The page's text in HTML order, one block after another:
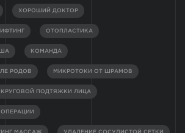
ХОРОШИЙ ДОКТОР
ОТОПЛАСТИКА
КОМАНДА
РОДОВ МИКРОТОКИ ОТ ШРАМОВ
КРУГОВОЙ ПОДТЯЖКИ ЛИЦА
МАССАЖ УДАЛЕНИЕ СОСУДИСТОЙ СЕТКИ